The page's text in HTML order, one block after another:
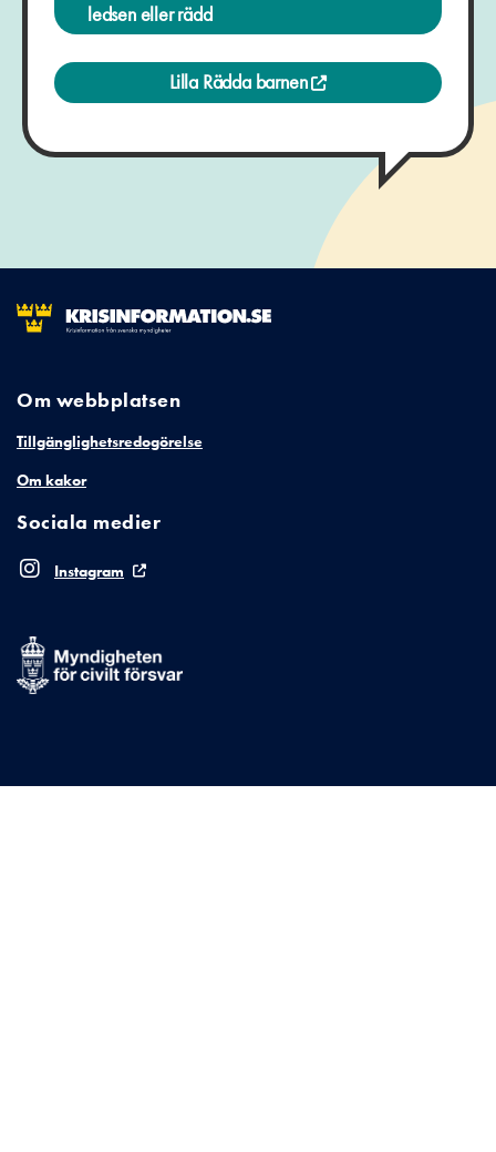
ledsen eller rädd
Lilla Rädda barnen
Om webbplatsen
Tillgänglighetsredogörelse
Om kakor
Sociala medier
Instagram